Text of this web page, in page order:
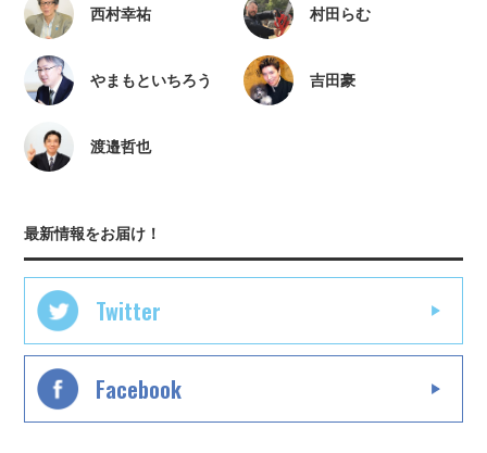
西村幸祐 村田らむ
やまもといちろう 吉田豪
渡邉哲也
最新情報をお届け！
Twitter
Facebook